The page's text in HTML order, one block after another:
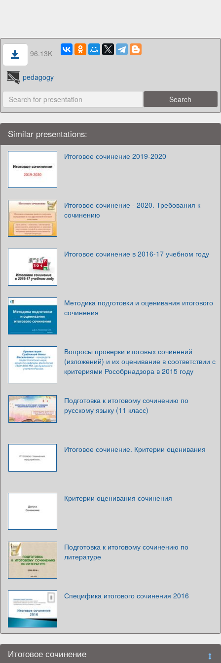
96.13K
pedagogy
Similar presentations:
Итоговое сочинение 2019-2020
Итоговое сочинение - 2020. Требования к
сочинению
Итоговое сочинение в 2016-17 учебном году
Методика подготовки и оценивания итогового
сочинения
Вопросы проверки итоговых сочинений
(изложений) и их оценивание в соответствии с
критериями Рособрнадзора в 2015 году
Подготовка к итоговому сочинению по
русскому языку (11 класс)
Итоговое сочинение. Критерии оценивания
Критерии оценивания сочинения
Подготовка к итоговому сочинению по
литературе
Специфика итогового сочинения 2016
Итоговое сочинение